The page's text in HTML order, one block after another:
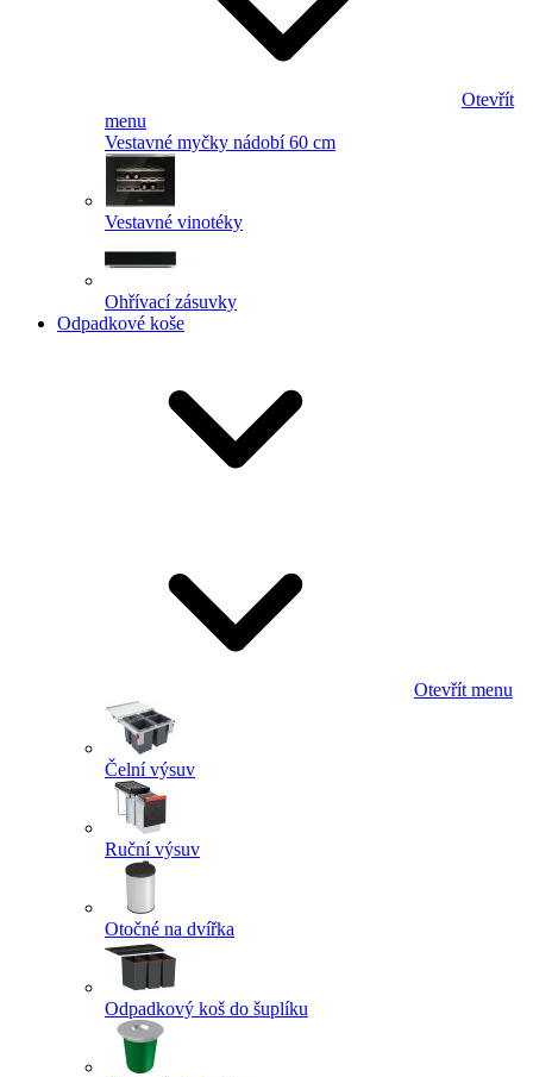
Otevřít
menu
Vestavné myčky nádobí 60 cm
Vestavné vinotéky
Ohřívací zásuvky
Odpadkové koše
Otevřít menu
Čelní výsuv
Ruční výsuv
Otočné na dvířka
Odpadkový koš do šuplíku